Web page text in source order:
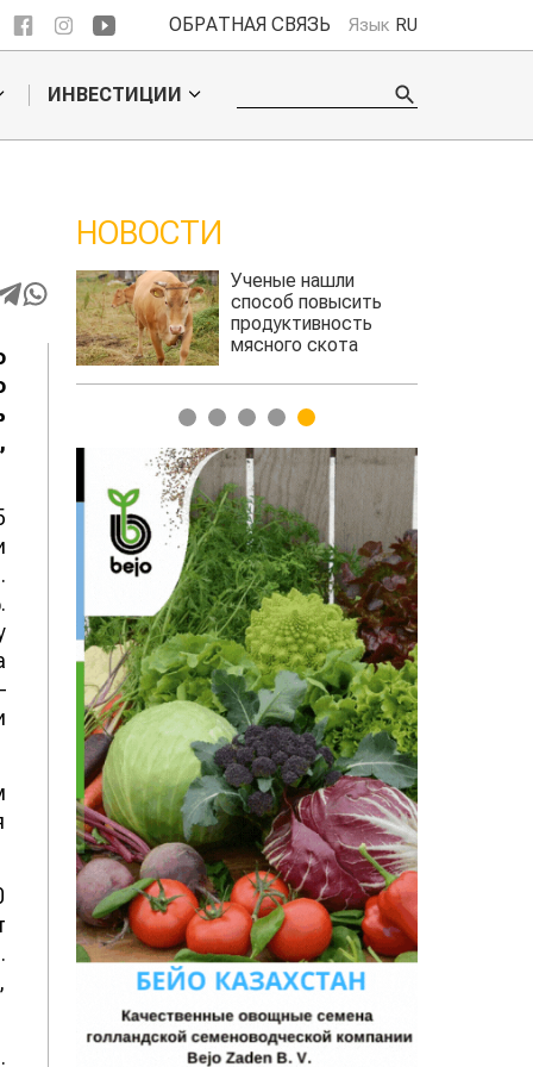
ОБРАТНАЯ СВЯЗЬ Язык RU
ИНВЕСТИЦИИ
НОВОСТИ
Ученые нашли
способ повысить
продуктивность
мясного скота
1 2 3 4 5